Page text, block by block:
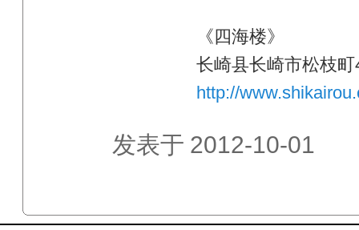
《四海楼》
长崎县长崎市松枝町
http://
发表于 2012-10-01